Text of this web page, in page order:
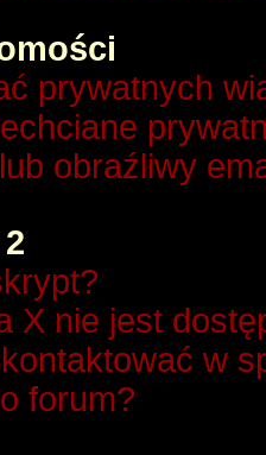
prywatnych
obraźliwy
X nie jest
w
forum?